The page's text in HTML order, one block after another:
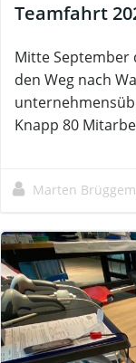
Teamfahrt
Mitte September
den Weg nach
Knapp 80
Marten